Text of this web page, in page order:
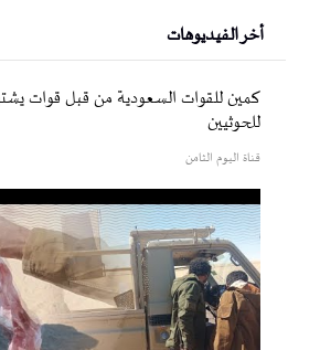
أخر الفيديوهات
كمين للقوات السعودية من قبل قوات
للحوثيين
قناة اليوم الثامن